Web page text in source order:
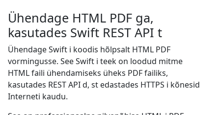
Ühendage HTML PDF ga,
kasutades Swift REST API t
Ühendage Swift i koodis hõlpsalt HTML PDF
vormingusse. See Swift i teek on loodud mitme
HTML faili ühendamiseks üheks PDF failiks,
kasutades REST API d, st edastades HTTPS i kõnesid
Interneti kaudu.